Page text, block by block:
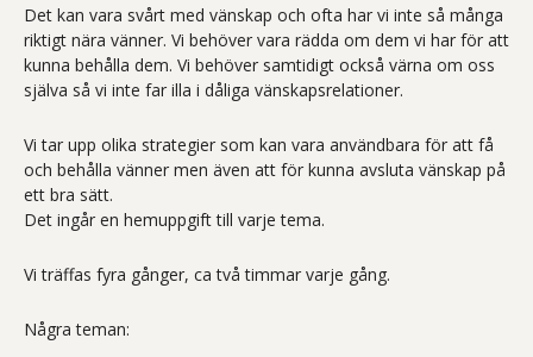
Det kan vara svårt med vänskap och ofta har vi inte så många
riktigt nära vänner. Vi behöver vara rädda om dem vi har för att
kunna behålla dem. Vi behöver samtidigt också värna om oss
själva så vi inte far illa i dåliga vänskapsrelationer.
Vi tar upp olika strategier som kan vara användbara för att få
och behålla vänner men även att för kunna avsluta vänskap på
ett bra sätt.
Det ingår en hemuppgift till varje tema.
Vi träffas fyra gånger, ca två timmar varje gång.
Några teman: